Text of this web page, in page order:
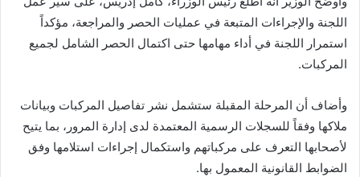
اللجنة والإجراءات المتبعة في عمليات الحصر والمراجعة، مؤكداً
استمرار اللجنة في أداء مهامها حتى اكتمال الحصر الشامل لجميع
المركبات.
وأضاف أن المرحلة المقبلة ستشمل نشر تفاصيل المركبات وبيانات
ملاكها وفقاً للسجلات الرسمية المعتمدة لدى إدارة المرور، بما يتيح
لأصحابها التعرف على مركباتهم واستكمال إجراءات استلامها وفق
الضوابط القانونية المعمول بها.